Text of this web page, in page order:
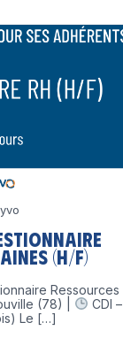
(H/F)
Ressources
(78) |
CDI –
Le […]